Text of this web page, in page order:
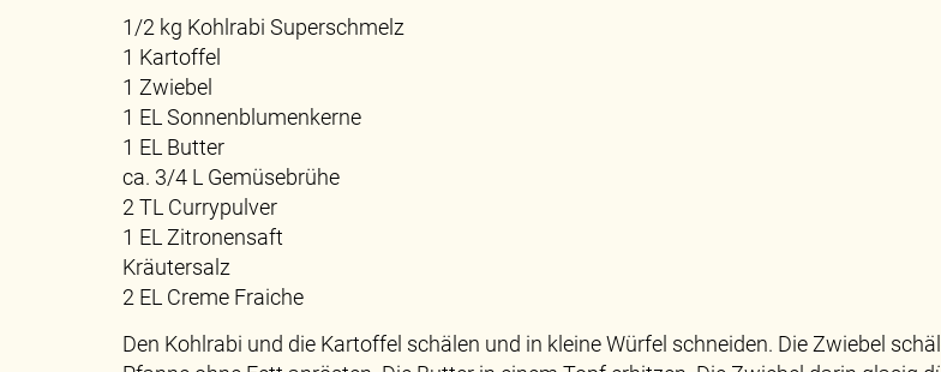
1/2 kg Kohlrabi Superschmelz
1 Kartoffel
1 Zwiebel
1 EL Sonnenblumenkerne
1 EL Butter
ca. 3/4 L Gemüsebrühe
2 TL Currypulver
1 EL Zitronensaft
Kräutersalz
2 EL Creme Fraiche
Den Kohlrabi und die Kartoffel schälen und in kleine Würfel schneiden. Die Zwiebel